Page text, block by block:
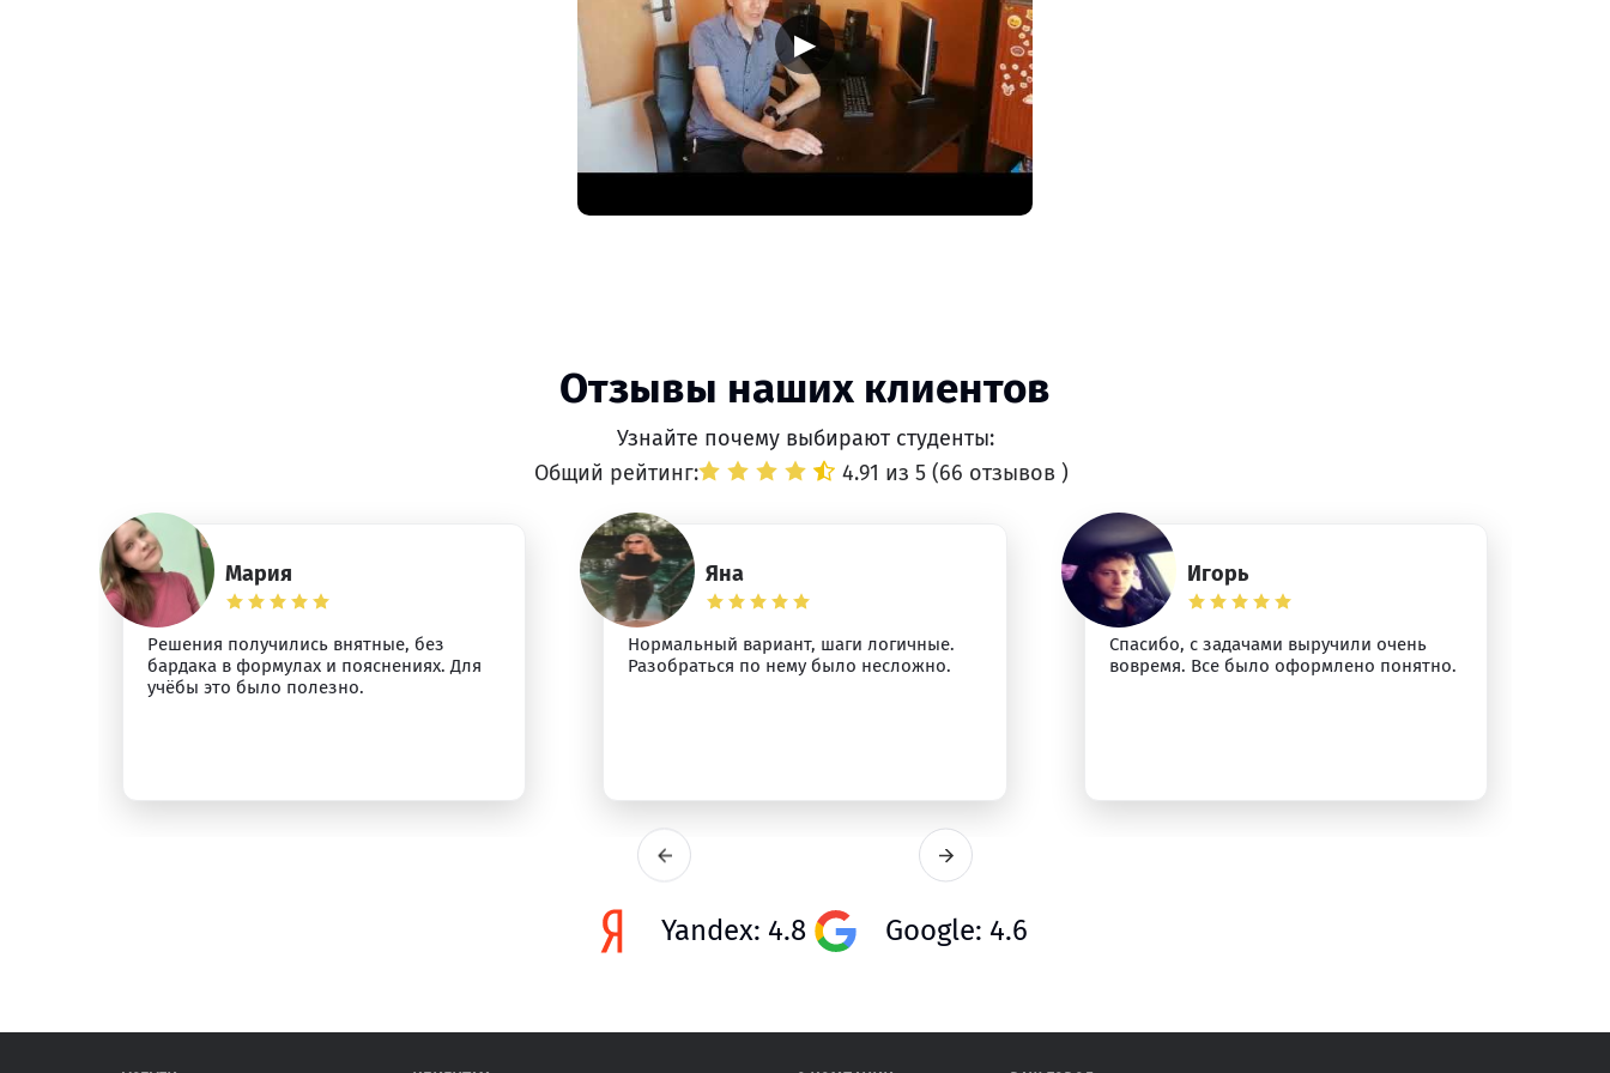
▶
Отзывы наших клиентов
Узнайте почему выбирают студенты:
Общий рейтинг:
4.91 из 5 (66 отзывов )
Мария
Решения получились внятные, без
бардака в формулах и пояснениях. Для
учёбы это было полезно.
Яна
Нормальный вариант, шаги логичные.
Разобраться по нему было несложно.
Игорь
Спасибо, с задачами выручили очень
вовремя. Все было оформлено понятно.
Yandex: 4.8 Google: 4.6